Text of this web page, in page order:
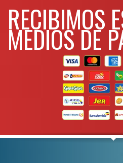
RECIBIMOS
MEDIOS DE